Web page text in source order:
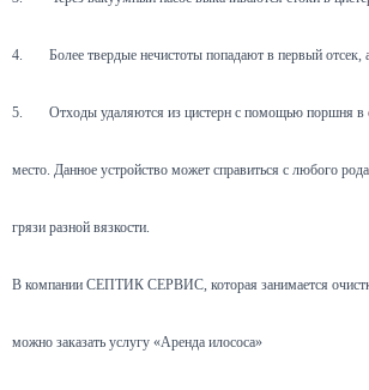
4. Более твердые нечистоты попадают в первый отсек,
5. Отходы удаляются из цистерн с помощью поршня в
место. Данное устройство может справиться с любого
грязи разной вязкости.
В компании СЕПТИК СЕРВИС, которая занимается
можно заказать услугу «Аренда илососа»